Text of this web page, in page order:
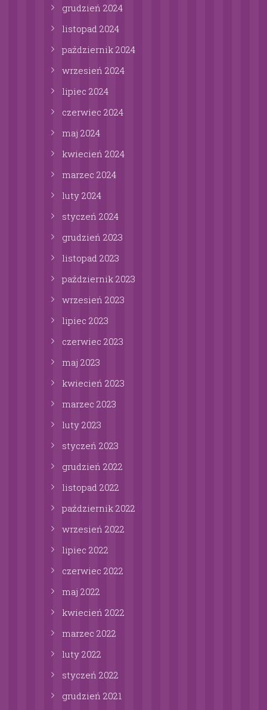
grudzień 2024
listopad 2024
październik 2024
wrzesień 2024
lipiec 2024
czerwiec 2024
maj 2024
kwiecień 2024
marzec 2024
luty 2024
styczeń 2024
grudzień 2023
listopad 2023
październik 2023
wrzesień 2023
lipiec 2023
czerwiec 2023
maj 2023
kwiecień 2023
marzec 2023
luty 2023
styczeń 2023
grudzień 2022
listopad 2022
październik 2022
wrzesień 2022
lipiec 2022
czerwiec 2022
maj 2022
kwiecień 2022
marzec 2022
luty 2022
styczeń 2022
grudzień 2021